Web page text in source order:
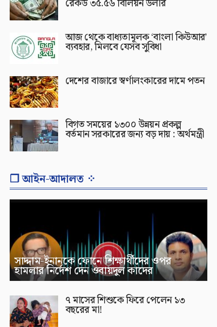
রেকর্ড ৩৫.৫৬ বিলিয়ন ডলার
আজ থেকে বাধ্যতামূলক ‘বাংলা কিউআর’
ব্যবহার, মিলবে যেসব সুবিধা
দেশের বাজারে স্বর্ণালংকারের দামে পতন
বিগত সময়ের ১৩০০ উন্নয়ন প্রকল্প
বর্তমান সরকারের জন্য বড় দায় : অর্থমন্ত্রী
❐ আইন-আদালত ⁘
সাদ্দাম-ইনানকে ফোনে শিক্ষার্থীদের ওপর
হামলার নির্দেশ দেন ওবায়দুল কাদের
৭ মাসের শিশুকে ফিরে পেলেন ১৩
বছরের মা!